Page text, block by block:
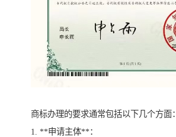
商标办理的要求通常包括以下几个方面：
1. **申请主体**：